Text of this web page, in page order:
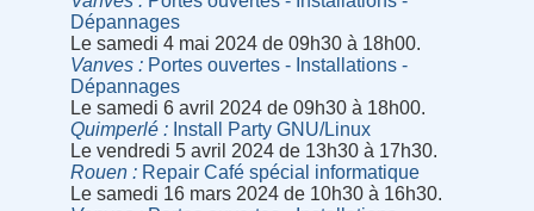
Dépannages
Le samedi 4 mai 2024 de 09h30 à 18h00.
Vanves
Portes ouvertes - Installations -
Dépannages
Le samedi 6 avril 2024 de 09h30 à 18h00.
Quimperlé
Install Party GNU/Linux
Le vendredi 5 avril 2024 de 13h30 à 17h30.
Rouen
Repair Café spécial informatique
Le samedi 16 mars 2024 de 10h30 à 16h30.